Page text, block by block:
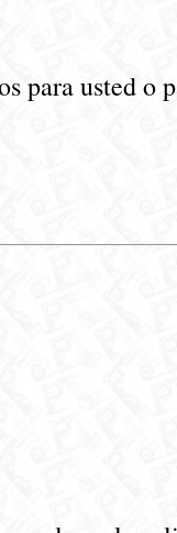
para usted